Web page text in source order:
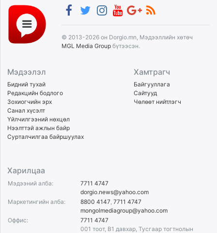
© 2013-2026 он Dorgio.mn, Мэдээллийн хөтөч
MGL Media Group бүтээсэн.
Мэдээлэл
Бидний тухай
Редакцийн бодлого
Зохиогчийн эрх
Санал хүсэлт
Үйлчилгээний нөхцөл
Нээлттэй ажлын байр
Сурталчилгаа байршуулах
Хамтрагч
Байгууллага
Сайтууд
Чөлөөт нийтлэгч
Харилцаа
Мэдээний алба:
7711 4747
dorgio.news@yahoo.com
Маркетингийн алба:
8800 4147 7711 4747
mongolmediagroup@yahoo.com
Оффис:
7711 4747
001 тоот, B1 давхар, Тусгаар тогтнолын